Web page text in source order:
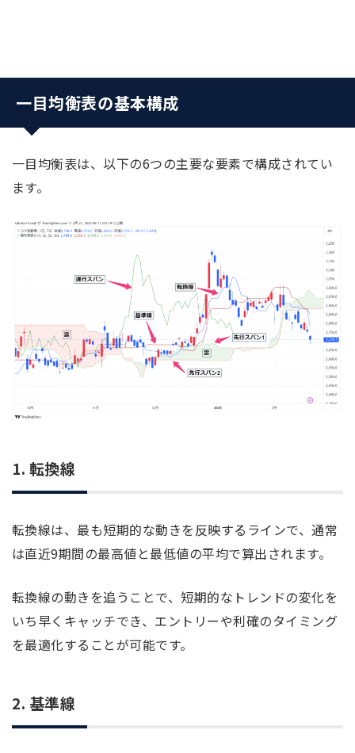
一目均衡表の基本構成
一目均衡表は、以下の6つの主要な要素で構成されてい
ます。
1. 転換線
転換線は、最も短期的な動きを反映するラインで、通常
は直近9期間の最高値と最低値の平均で算出されます。
転換線の動きを追うことで、短期的なトレンドの変化を
いち早くキャッチでき、エントリーや利確のタイミング
を最適化することが可能です。
2. 基準線